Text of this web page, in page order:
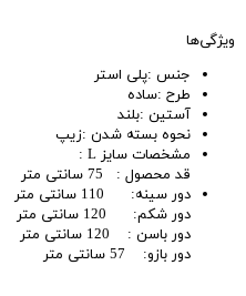
ویژگی‌ها
جنس :پلی استر
طرح :ساده
آستین :بلند
نحوه بسته شدن :زیپ
مشخصات سایز L :
قد محصول : 75 سانتی متر
دور سینه: 110 سانتی متر
دور شکم: 120 سانتی متر
دور باسن : 120 سانتی متر
دور بازو: 57 سانتی متر